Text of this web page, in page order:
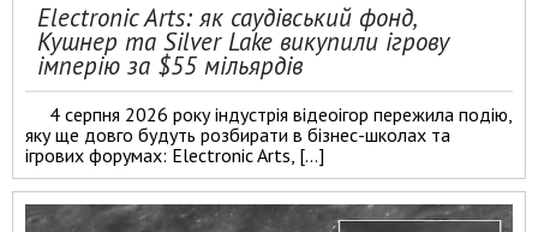
Electronic Arts: як саудівський фонд,
Кушнер та Silver Lake викупили ігрову
імперію за $55 мільярдів
4 серпня 2026 року індустрія відеоігор пережила подію,
яку ще довго будуть розбирати в бізнес-школах та
ігрових форумах: Electronic Arts, […]